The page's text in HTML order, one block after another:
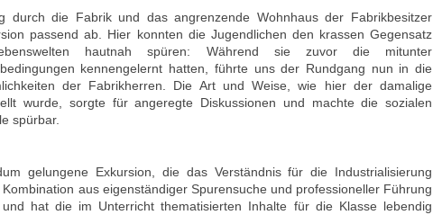
durch die Fabrik und das angrenzende Wohnhaus der Fabrikbesitzer
passend ab. Hier konnten die Jugendlichen den krassen Gegensatz
hautnah spüren: Während sie zuvor die mitunter
kennengelernt hatten, führte uns der Rundgang nun in die
der Fabrikherren. Die Art und Weise, wie hier der damalige
wurde, sorgte für angeregte Diskussionen und machte die sozialen
spürbar.
gelungene Exkursion, die das Verständnis für die Industrialisierung
aus eigenständiger Spurensuche und professioneller Führung
hat die im Unterricht thematisierten Inhalte für die Klasse lebendig